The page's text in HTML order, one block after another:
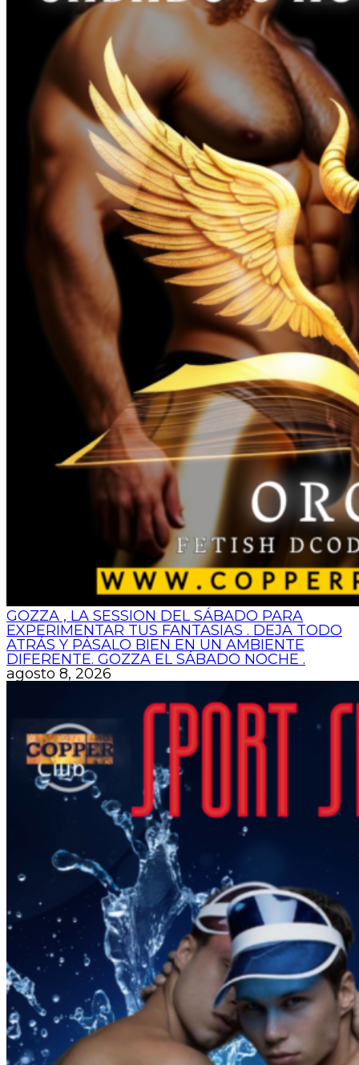
GOZZA , LA SESSION DEL SÁBADO PARA
EXPERIMENTAR TUS FANTASIAS . DEJA TODO
ATRÁS Y PÁSALO BIEN EN UN AMBIENTE
DIFERENTE. GOZZA EL SÁBADO NOCHE .
agosto 8, 2026